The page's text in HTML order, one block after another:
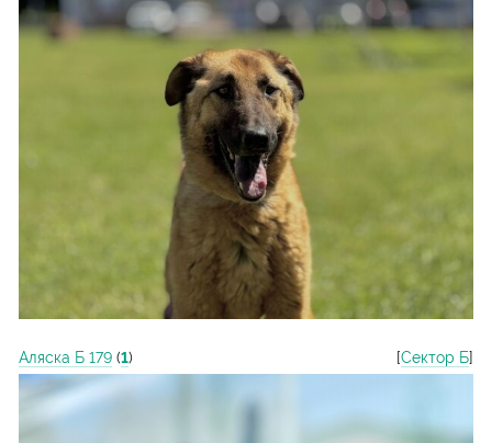
Аляска Б 179 (1) [Сектор Б]